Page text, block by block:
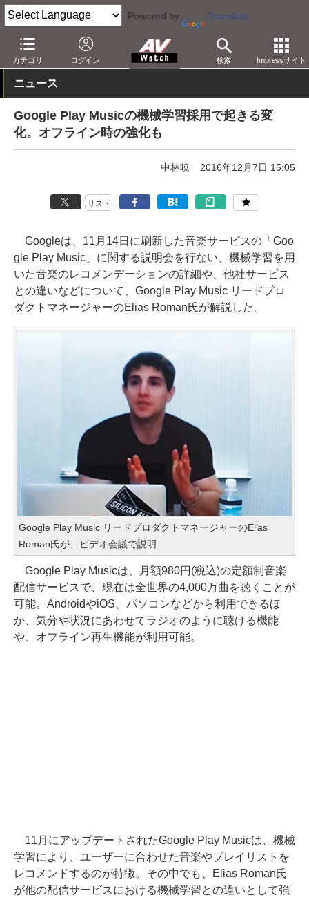
Powered by Translate
カテゴリ ログイン 検索 Impressサイト
AV Watch コンテンツ・サービス 音楽配信 その他
ニュース
Google Play Musicの機械学習採用で起きる変
化。オフライン時の強化も
中林暁 2016年12月7日 15:05
リスト
Googleは、11月14日に刷新した音楽サービスの「Goo
gle Play Music」に関する説明会を行ない、機械学習を用
いた音楽のレコメンデーションの詳細や、他社サービス
との違いなどについて、Google Play Music リードプロ
ダクトマネージャーのElias Roman氏が解説した。
Google Play Music リードプロダクトマネージャーのElias
Roman氏が、ビデオ会議で説明
Google Play Musicは、月額980円(税込)の定額制音楽
配信サービスで、現在は全世界の4,000万曲を聴くことが
可能。AndroidやiOS、パソコンなどから利用できるほ
か、気分や状況にあわせてラジオのように聴ける機能
や、オフライン再生機能が利用可能。
11月にアップデートされたGoogle Play Musicは、機械
学習により、ユーザーに合わせた音楽やプレイリストを
レコメンドするのが特徴。その中でも、Elias Roman氏
が他の配信サービスにおける機械学習との違いとして強